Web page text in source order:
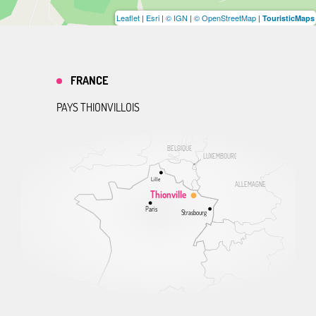
Leaflet | Esri | © IGN | © OpenStreetMap | TouristicMaps
ALLEMAGNE
BELGIQUE
LUXEMBOURG
Thionville
Lille
Paris Strasbourg
FRANCE
PAYS THIONVILLOIS